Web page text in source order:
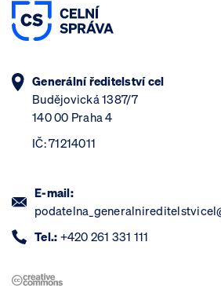
Generální ředitelství cel
Budějovická 1387/7
140 00 Praha 4
IČ: 71214011
E-mail:
Tel.: +420 261 331 111